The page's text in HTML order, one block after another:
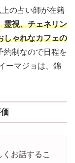
の占い師が在籍
霊視、チェネリン
しゃれなカフェの
約制なので日程を
ーマジョは、錦
お話するこ